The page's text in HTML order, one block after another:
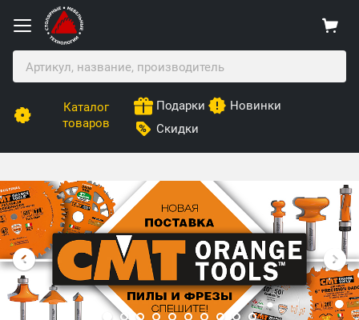
Каталог
товаров
Подарки
Новинки
Скидки
Столярные Мебельные Технологии